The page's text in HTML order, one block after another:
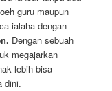
guru maupun
ialaha dengan
Dengan sebuah
megajarkan
lebih bisa
dini.